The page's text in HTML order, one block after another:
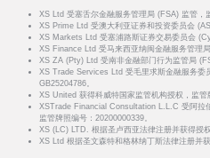
XS Ltd 受塞舌尔金融服务管理局 (FSA) 监管，
XS Prime Ltd 受澳大利亚证券和投资委员会
XS Markets Ltd 受塞浦路斯证券交易委员会
XS Finance Ltd 受马来西亚纳闽金融服务管理
XS ZA (Pty) Ltd 受南非金融部门行为监管局
XS Trade Services Ltd 受毛里求斯金融服务委
GB25204786。
XS United 获得科威特国家监管机构授权，监管
XSTrade Financial Consultation L.L.C 受阿拉
监管牌照编号：20200000339。
XS (LC) LTD. 根据圣卢西亚法律注册并获得授
XS Ltd 根据圣文森特和格林纳丁斯法律注册并